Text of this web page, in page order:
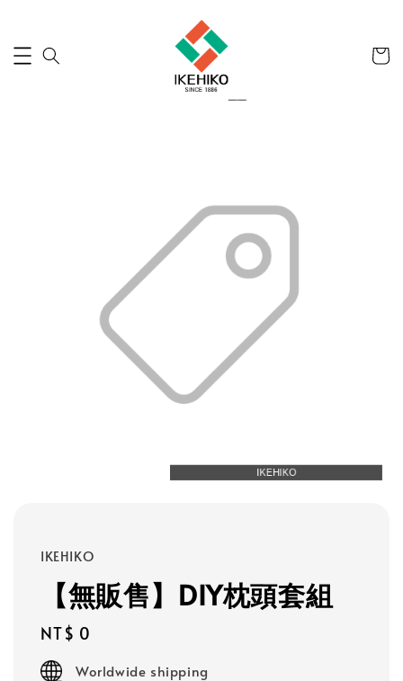
IKEHIKO
【無販售】DIY枕頭套組
Regular
price
NT$ 0
Worldwide shipping